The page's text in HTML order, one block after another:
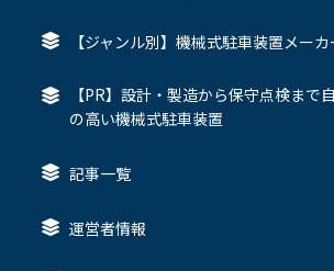
【ジャンル別】機械式駐車装置メーカ
【PR】設計・製造から保守点検まで
の高い機械式駐車装置
記事一覧
運営者情報